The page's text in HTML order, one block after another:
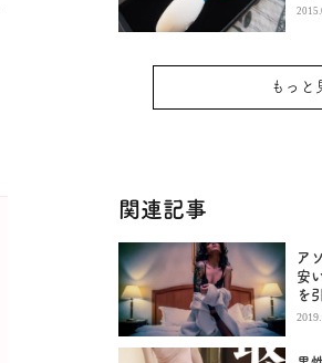
もっと
関連記事
ア
安
を